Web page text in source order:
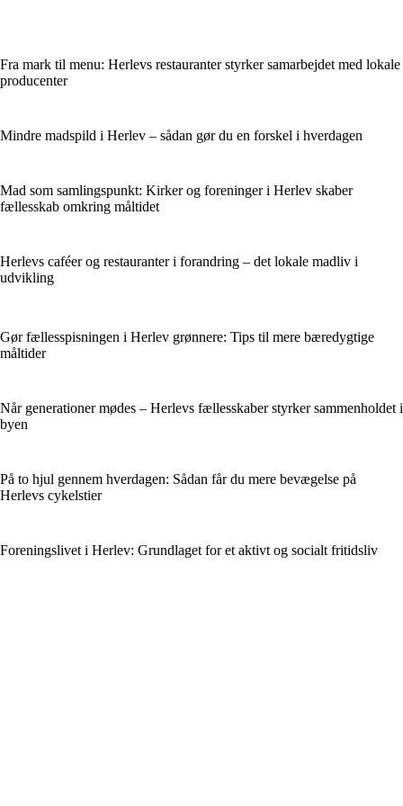
Fra mark til menu: Herlevs restauranter styrker samarbejdet med lokale
producenter
Mindre madspild i Herlev – sådan gør du en forskel i hverdagen
Mad som samlingspunkt: Kirker og foreninger i Herlev skaber
fællesskab omkring måltidet
Herlevs caféer og restauranter i forandring – det lokale madliv i
udvikling
Gør fællesspisningen i Herlev grønnere: Tips til mere bæredygtige
måltider
Når generationer mødes – Herlevs fællesskaber styrker sammenholdet i
byen
På to hjul gennem hverdagen: Sådan får du mere bevægelse på
Herlevs cykelstier
Foreningslivet i Herlev: Grundlaget for et aktivt og socialt fritidsliv